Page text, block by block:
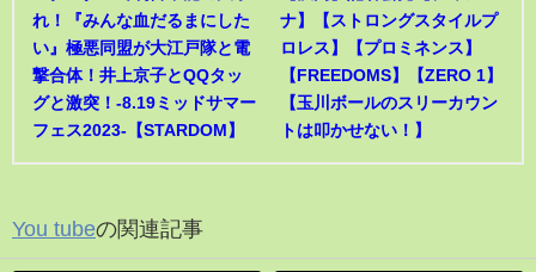
れ！『みんな血だるまにした
い』極悪同盟が大江戸隊と電
撃合体！井上京子とQQタッ
グと激突！-8.19ミッドサマー
フェス2023-【STARDOM】
ナ】【ストロングスタイルプ
ロレス】【プロミネンス】
【FREEDOMS】【ZERO 1】
【玉川ボールのスリーカウン
トは叩かせない！】
You tubeの関連記事